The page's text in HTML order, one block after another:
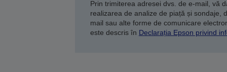
Prin trimiterea adresei dvs. de e-mail, vă
realizarea de analize de piață și sondaje,
mail sau alte forme de comunicare
este descris în Declarația Epson privind